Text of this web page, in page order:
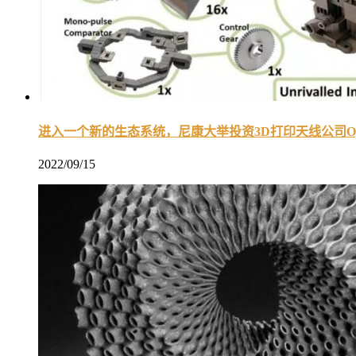
进入一个新的生态系统，尼康大举投资3D打印天线公司
2022/09/15